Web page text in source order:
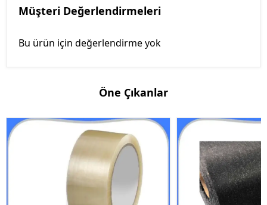
Müşteri Değerlendirmeleri
Bu ürün için değerlendirme yok
Öne Çıkanlar